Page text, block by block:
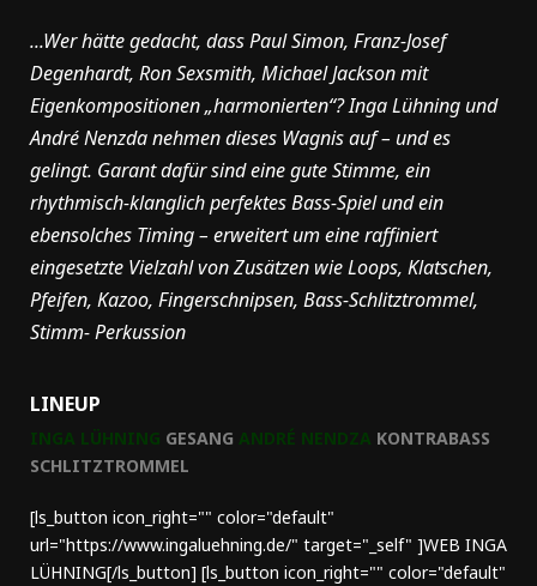
...Wer hätte gedacht, dass Paul Simon, Franz-Josef
Degenhardt, Ron Sexsmith, Michael Jackson mit
Eigenkompositionen „harmonierten“? Inga Lühning und
AndréNenzda nehmen dieses Wagnis auf – und es
gelingt. Garant dafür sind eine guteStimme, ein
rhythmisch-klanglich perfektes Bass-Spiel und ein
ebensolches Timing– erweitert um eine raffiniert
eingesetzte Vielzahl von Zusätzen wie Loops, Klatschen,
Pfeifen, Kazoo, Fingerschnipsen, Bass-Schlitztrommel,
Stimm-Perkussion
LINEUP
INGA LÜHNING GESANG ANDRÉ NENDZA KONTRABASS
SCHLITZTROMMEL
[ls_button icon_right="" color="default"
url="https://www.ingaluehning.de/" target="_self" ]WEB INGA
LÜHNING[/ls_button] [ls_button icon_right="" color="default"